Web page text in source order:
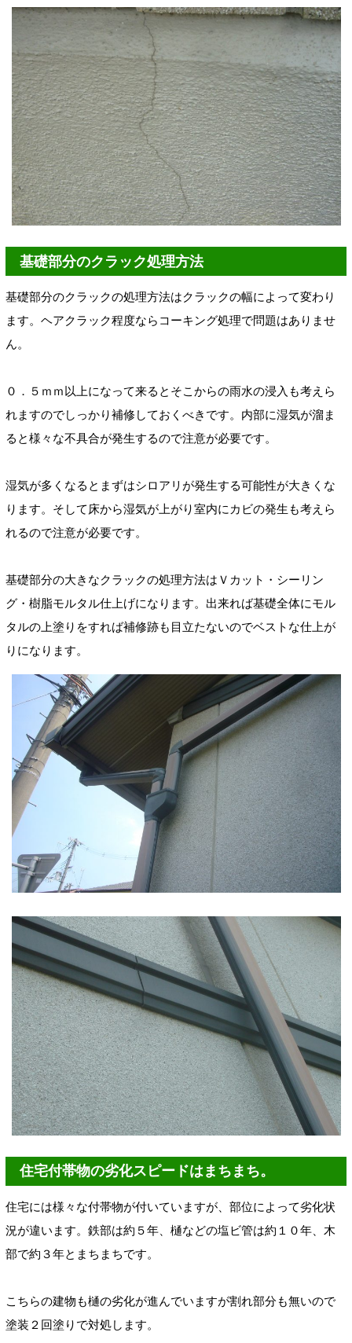
基礎部分のクラック処理方法
基礎部分のクラックの処理方法はクラックの幅によって変わり
ます。ヘアクラック程度ならコーキング処理で問題はありませ
ん。
０．５ｍｍ以上になって来るとそこからの雨水の浸入も考えら
れますのでしっかり補修しておくべきです。内部に湿気が溜ま
ると様々な不具合が発生するので注意が必要です。
湿気が多くなるとまずはシロアリが発生する可能性が大きくな
ります。そして床から湿気が上がり室内にカビの発生も考えら
れるので注意が必要です。
基礎部分の大きなクラックの処理方法はＶカット・シーリン
グ・樹脂モルタル仕上げになります。出来れば基礎全体にモル
タルの上塗りをすれば補修跡も目立たないのでベストな仕上が
りになります。
住宅付帯物の劣化スピードはまちまち。
住宅には様々な付帯物が付いていますが、部位によって劣化状
況が違います。鉄部は約５年、樋などの塩ビ管は約１０年、木
部で約３年とまちまちです。
こちらの建物も樋の劣化が進んでいますが割れ部分も無いので
塗装２回塗りで対処します。